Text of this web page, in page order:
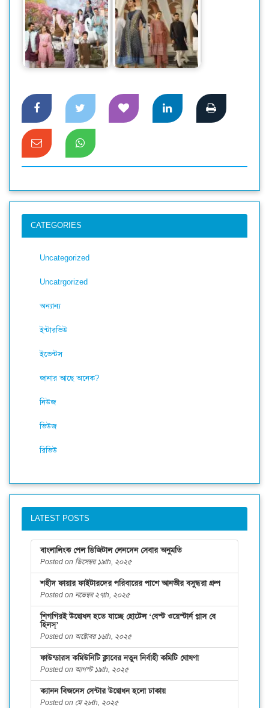
উৎসবের আলিঙ্গনে
‘সারা’র ঈদ পোশাকের
আয়োজন
‘পার্সিয়ান টেল’ থিমে
সারা’র আকর্ষণীয় ঈদ
আয়োজন
CATEGORIES
Uncategorized
Uncatrgorized
অন্যান্য
ইন্টারভিউ
ইভেন্টস
জানার আছে অনেক?
নিউজ
ভিউজ
রিভিউ
LATEST POSTS
বাংলালিংক পেল ডিজিটাল লেনদেন সেবার অনুমতি
Posted on ডিসেম্বর ১৯th, ২০২৫
শহীদ ফায়ার ফাইটারদের পরিবারের পাশে আনভীর বসুন্ধরা গ্রুপ
Posted on নভেম্বর ২৭th, ২০২৫
শিগগিরই উদ্বোধন হতে যাচ্ছে হোটেল ‘বেস্ট ওয়েস্টার্ন প্লাস বে
হিলস্’
Posted on অক্টোবর ১৬th, ২০২৫
ফাউন্ডারস কমিউনিটি ক্লাবের নতুন নির্বাহী কমিটি ঘোষণা
Posted on আগস্ট ১৯th, ২০২৫
ক্যানন বিজনেস সেন্টার উদ্বোধন হলো ঢাকায়
Posted on মে ২৮th, ২০২৫